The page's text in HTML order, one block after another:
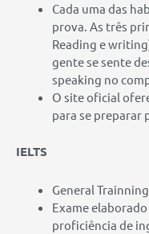
Cada uma das
prova. As três
Reading e
gente se sente
speaking no
O site oficial
para se preparar
IELTS
General Trainning
Exame
proficiência de